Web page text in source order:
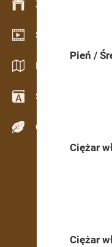
Zarządzanie
Salon wideo
Katalogi / Broszury
Słownik
Gatunki drewna
Pień /
Ciężar
Ciężar